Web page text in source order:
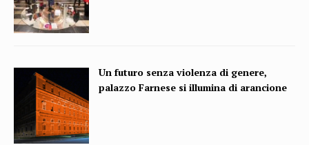
Un futuro senza violenza di genere,
palazzo Farnese si illumina di arancione